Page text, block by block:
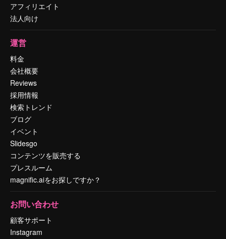
アフィリエイト
法人向け
運営
料金
会社概要
Reviews
採用情報
検索トレンド
ブログ
イベント
Slidesgo
コンテンツを販売する
プレスルーム
magnific.aiをお探しですか？
お問い合わせ
顧客サポート
Instagram